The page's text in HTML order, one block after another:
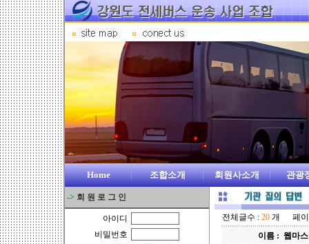
Home 조합소개 회원사소개 관광
-> 회 원 로 그 인
아이디
비밀번호
전체글수 : 20 개 페이
이름 : 웹마